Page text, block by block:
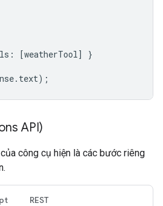
: [weatherTool]
}
. text);
API)
công cụ hiện là các bước riêng
REST